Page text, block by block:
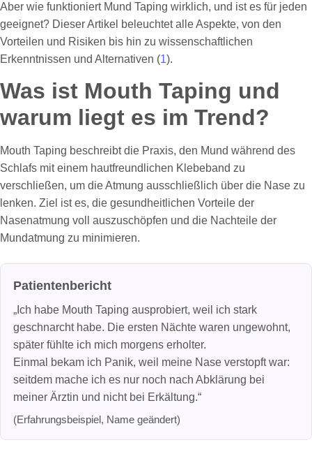
Aber wie funktioniert Mund Taping wirklich, und ist es für jeden
geeignet? Dieser Artikel beleuchtet alle Aspekte, von den
Vorteilen und Risiken bis hin zu wissenschaftlichen
Erkenntnissen und Alternativen (1).
Was ist Mouth Taping und
warum liegt es im Trend?
Mouth Taping beschreibt die Praxis, den Mund während des
Schlafs mit einem hautfreundlichen Klebeband zu
verschließen, um die Atmung ausschließlich über die Nase zu
lenken. Ziel ist es, die gesundheitlichen Vorteile der
Nasenatmung voll auszuschöpfen und die Nachteile der
Mundatmung zu minimieren.
Patientenbericht
„Ich habe Mouth Taping ausprobiert, weil ich stark
geschnarcht habe. Die ersten Nächte waren ungewohnt,
später fühlte ich mich morgens erholter.
Einmal bekam ich Panik, weil meine Nase verstopft war:
seitdem mache ich es nur noch nach Abklärung bei
meiner Ärztin und nicht bei Erkältung.“
(Erfahrungsbeispiel, Name geändert)